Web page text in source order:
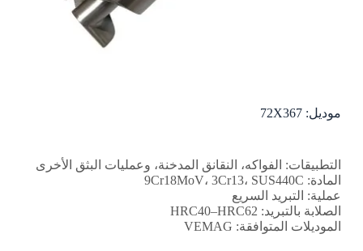
موديل: 72X367
التطبيقات: الفواكه، النقانق المدخنة، وعمليات البثق الأخرى
المادة: 9Cr18MoV، 3Cr13، SUS440C
عملية: التبريد السريع
الصلابة بالتبريد: HRC40–HRC62
الموديلات المتوافقة: VEMAG